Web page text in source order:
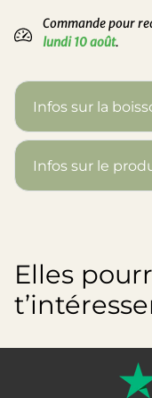
Commande pour
lundi 10 août.
Infos sur la
Infos sur le
Elles